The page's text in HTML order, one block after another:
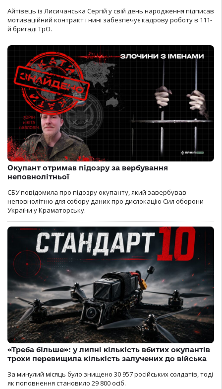
Айтівець із Лисичанська Сергій у свій день народження підписав
мотиваційний контракт і нині забезпечує кадрову роботу в 111-
й бригаді ТрО.
Окупант отримав підозру за вербування
неповнолітньої
СБУ повідомила про підозру окупанту, який завербував
неповнолітню для собору даних про дислокацію Сил оборони
України у Краматорську.
«Треба більше»: у липні кількість вбитих окупантів
трохи перевищила кількість залучених до війська
За минулий місяць було знищено 30 957 російських солдатів, тоді
як поповнення становило 29 800 осіб.